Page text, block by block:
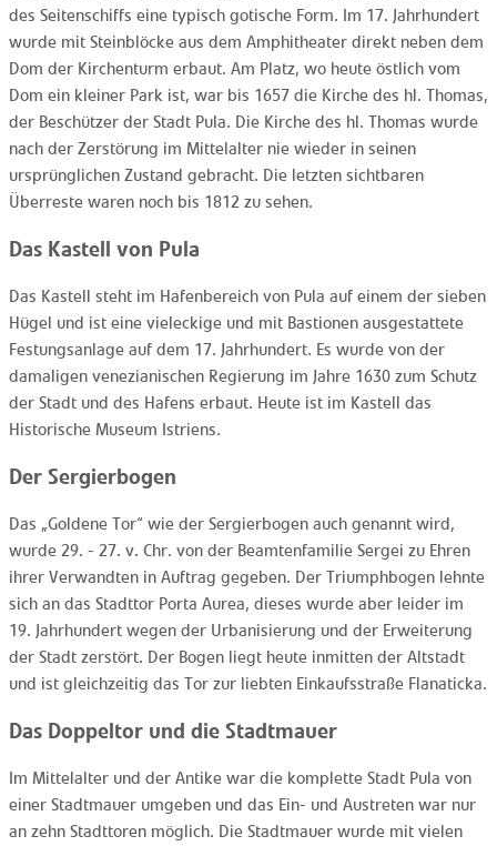
des Seitenschiffs eine typisch gotische Form. Im 17. Jahrhundert
wurde mit Steinblöcke aus dem Amphitheater direkt neben dem
Dom der Kirchenturm erbaut. Am Platz, wo heute östlich vom
Dom ein kleiner Park ist, war bis 1657 die Kirche des hl. Thomas,
der Beschützer der Stadt Pula. Die Kirche des hl. Thomas wurde
nach der Zerstörung im Mittelalter nie wieder in seinen
ursprünglichen Zustand gebracht. Die letzten sichtbaren
Überreste waren noch bis 1812 zu sehen.
Das Kastell von Pula
Das Kastell steht im Hafenbereich von Pula auf einem der sieben
Hügel und ist eine vieleckige und mit Bastionen ausgestattete
Festungsanlage auf dem 17. Jahrhundert. Es wurde von der
damaligen venezianischen Regierung im Jahre 1630 zum Schutz
der Stadt und des Hafens erbaut. Heute ist im Kastell das
Historische Museum Istriens.
Der Sergierbogen
Das „Goldene Tor“ wie der Sergierbogen auch genannt wird,
wurde 29. - 27. v. Chr. von der Beamtenfamilie Sergei zu Ehren
ihrer Verwandten in Auftrag gegeben. Der Triumphbogen lehnte
sich an das Stadttor Porta Aurea, dieses wurde aber leider im
19. Jahrhundert wegen der Urbanisierung und der Erweiterung
der Stadt zerstört. Der Bogen liegt heute inmitten der Altstadt
und ist gleichzeitig das Tor zur liebten Einkaufsstraße Flanaticka.
Das Doppeltor und die Stadtmauer
Im Mittelalter und der Antike war die komplette Stadt Pula von
einer Stadtmauer umgeben und das Ein- und Austreten war nur
an zehn Stadttoren möglich. Die Stadtmauer wurde mit vielen